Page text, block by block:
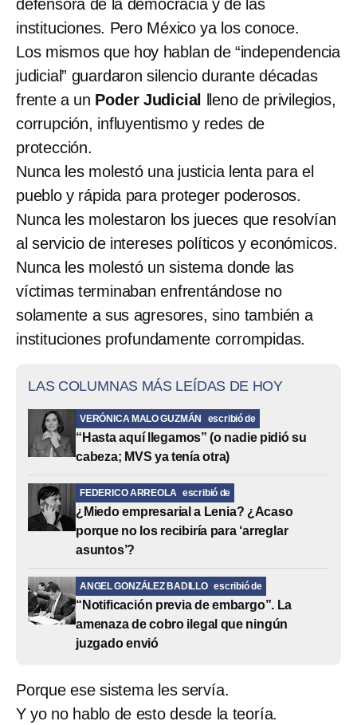
defensora de la democracia y de las
instituciones. Pero México ya los conoce.
Los mismos que hoy hablan de “independencia
judicial” guardaron silencio durante décadas
frente a un Poder Judicial
lleno de privilegios,
corrupción, influyentismo y redes de
protección.
Nunca les molestó una justicia lenta para el
pueblo y rápida para proteger poderosos.
Nunca les molestaron los jueces que resolvían
al servicio de intereses políticos y económicos.
Nunca les molestó un sistema donde las
víctimas terminaban enfrentándose no
solamente a sus agresores, sino también a
instituciones profundamente corrompidas.
LAS COLUMNAS MÁS LEÍDAS DE HOY
VERÓNICA MALO GUZMÁN escribió de
“Hasta aquí llegamos” (o nadie pidió su
cabeza; MVS ya tenía otra)
FEDERICO ARREOLA escribió de
¿Miedo empresarial a Lenia? ¿Acaso
porque no los recibiría para ‘arreglar
asuntos’?
ANGEL GONZÁLEZ BADILLO escribió de
“Notificación previa de embargo”. La
amenaza de cobro ilegal que ningún
juzgado envió
Porque ese sistema les servía.
Y yo no hablo de esto desde la teoría.